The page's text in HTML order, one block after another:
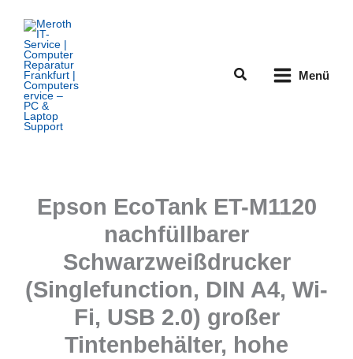
Inhalt
springen
Suchen Menü
Epson EcoTank ET-M1120
nachfüllbarer
Schwarzweißdrucker
(Singlefunction, DIN A4, Wi-
Fi, USB 2.0) großer
Tintenbehälter, hohe